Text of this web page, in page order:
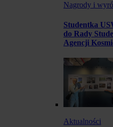
Nagrody i
Studentka
do Rady
Agencji
Aktualności